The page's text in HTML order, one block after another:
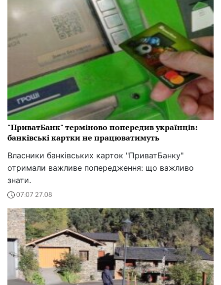
"ПриватБанк" терміново попередив українців:
банківські картки не працюватимуть
Власники банківських карток "ПриватБанку"
отримали важливе попередження: що важливо
знати.
07:07 27.08